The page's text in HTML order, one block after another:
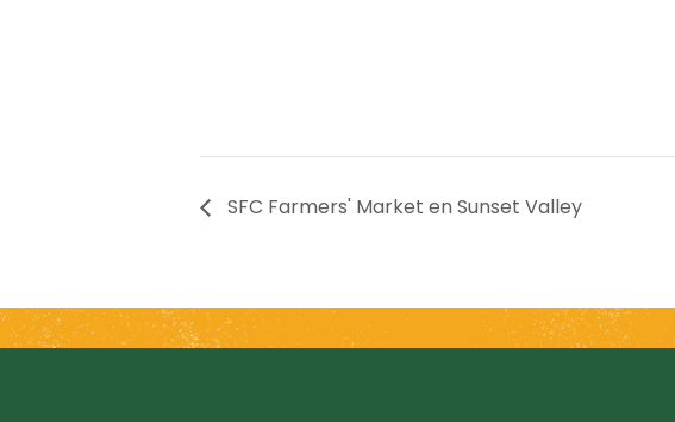
SFC Farmers' Market en Sunset Valley